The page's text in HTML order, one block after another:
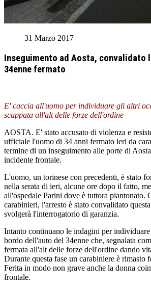
31 Marzo 2017
Inseguimento ad Aosta, convalidato
34enne fermato
E' caccia all'uomo per individuare gli altri
scappata all'alt delle forze dell'ordine
AOSTA. E' stato accusato di violenza e
ufficiale l'uomo di 34 anni fermato ieri da
termine di un inseguimento alle porte di
incidente frontale.
L'uomo, un torinese con precedenti, è stato
nella serata di ieri, alcune ore dopo il fatto,
all'ospedale Parini dove è tuttora piantonato.
carabinieri, l'arresto è stato convalidato
svolgerà l'interrogatorio di garanzia.
Intanto continuano le indagini per individuare
bordo dell'auto del 34enne che, segnalata
fermata all'alt delle forze dell'ordine dando
Durante questa fase un carabiniere è rimasto
Ferita in modo non grave anche la donna
frontale.